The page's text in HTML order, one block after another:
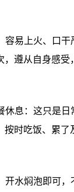
容易上火、口
，遵从自身感
休息：这只是
按时吃饭、累
开水焖泡即可